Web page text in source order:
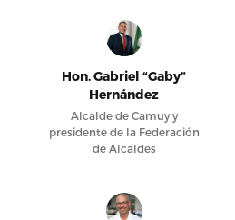
Hon. Gabriel “Gaby”
Hernández
Alcalde de Camuy y
presidente de la Federación
de Alcaldes